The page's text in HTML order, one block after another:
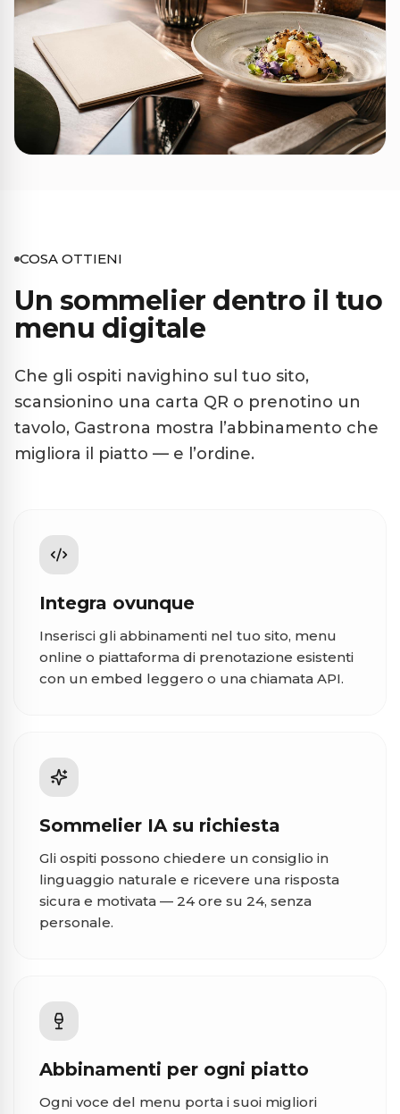
COSA OTTIENI
Un sommelier dentro il tuo
menu digitale
Che gli ospiti navighino sul tuo sito,
scansionino una carta QR o prenotino un
tavolo, Gastrona mostra l’abbinamento che
migliora il piatto — e l’ordine.
Integra ovunque
Inserisci gli abbinamenti nel tuo sito, menu
online o piattaforma di prenotazione esistenti
con un embed leggero o una chiamata API.
Sommelier IA su richiesta
Gli ospiti possono chiedere un consiglio in
linguaggio naturale e ricevere una risposta
sicura e motivata — 24 ore su 24, senza
personale.
Abbinamenti per ogni piatto
Ogni voce del menu porta i suoi migliori